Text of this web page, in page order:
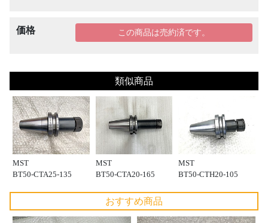
価格 この商品は売約済です。
類似商品
MST
BT50-CTA25-135
MST
BT50-CTA20-165
MST
BT50-CTH20-105
おすすめ商品